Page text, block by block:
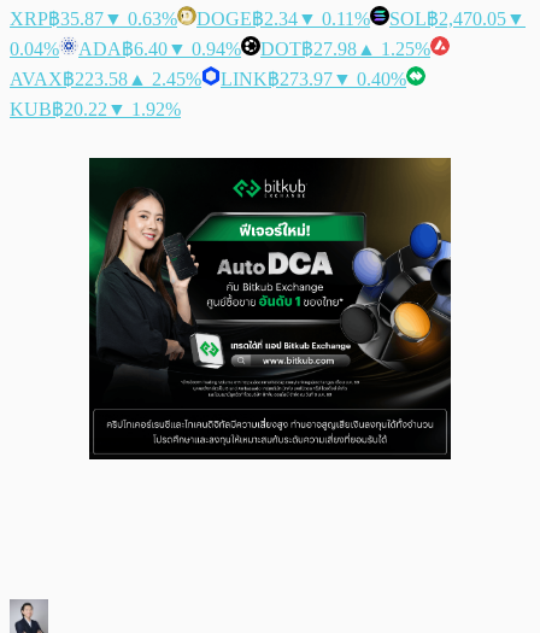
XRP฿35.87▼ 0.63% DOGE฿2.34▼ 0.11% SOL฿2,470.05▼
0.04%
ADA฿6.40▼ 0.94% DOT฿27.98 ▲ 1.25%
AVAX฿223.58 ▲ 2.45% LINK฿273.97▼ 0.40%
KUB฿20.22 ▼ 1.92%